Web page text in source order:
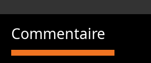
Commentaire